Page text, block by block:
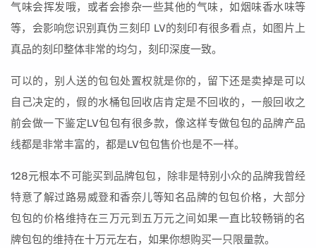
气味会挥发哦，或者会掺杂一些其他的气味，如烟味香水味等
等，会影响您识别真伪三刻印 LV的刻印有很多看点，如图片上
真品的刻印整体非常的均匀，刻印深度一致。
可以的，别人送的包包处置权就是你的，留下还是卖掉是可以
自己决定的，假的水桶包回收店肯定是不回收的，一般回收之
前会做一下鉴定LV包包有很多款，像这样专做包包的品牌产品
线都是非常丰富的，都是LV包包售价也是不一样。
128元根本不可能买到品牌包包，除非是特别小众的品牌我曾经
特意了解过路易威登和香奈儿等知名品牌的包包价格，大部分
包包的价格维持在三万元到五万元之间如果一直比较畅销的名
牌包包的维持在十万元左右，如果你想购买一只限量款。